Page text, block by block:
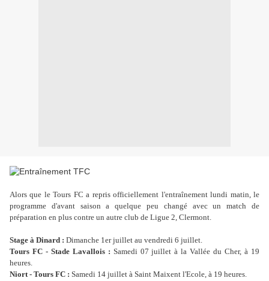
Alors que le Tours FC a repris officiellement l'entraînement lundi matin, le
programme d'avant saison a quelque peu changé avec un match de
préparation en plus contre un autre club de Ligue 2, Clermont.
Stage à Dinard : Dimanche 1er juillet au vendredi 6 juillet.
Tours FC - Stade Lavallois : Samedi 07 juillet à la Vallée du Cher, à 19
heures.
Niort - Tours FC : Samedi 14 juillet à Saint Maixent l'Ecole, à 19 heures.